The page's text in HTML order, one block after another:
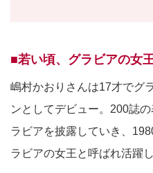
■若い頃、グラビアの女
嶋村かおりさんは17才でグ
ンとしてデビュー。200誌
ラビアを披露していき、
ラビアの女王と呼ばれ活躍し